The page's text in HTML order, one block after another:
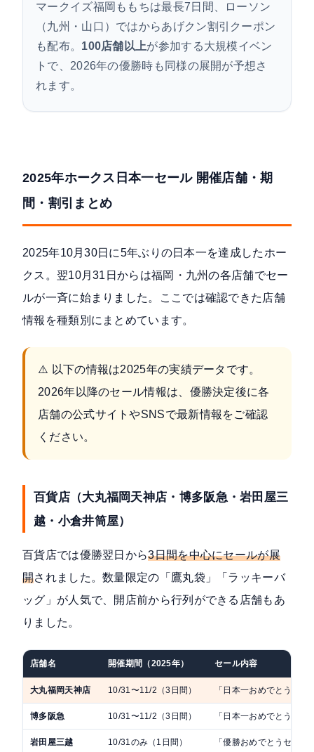
マークイズ福岡ももちは最長7日間、ローソン
（九州・山口）ではからあげクン割引クーポン
も配布。 100店舗以上が参加する大規模イベン
トで、2026年の優勝時も同様の展開が予想さ
れます。
2025年ホークス日本一セール 開催店舗・期
間・割引まとめ
2025年10月30日に5年ぶりの日本一を達成したホー
クス。翌10月31日からは福岡・九州の各店舗でセー
ルが一斉に始まりました。ここでは確認できた店舗
情報を種類別にまとめています。
⚠️ 以下の情報は2025年の実績データです。
2026年以降のセール情報は、優勝決定後に各
店舗の公式サイトやSNSで最新情報をご確認
ください。
百貨店（大丸福岡天神店・博多阪急・岩田屋三
越・小倉井筒屋）
百貨店では優勝翌日から3日間を中心にセールが展
開されました。数量限定の「鷹丸袋」「ラッキーバ
ッグ」が人気で、開店前から行列ができる店舗もあ
りました。
店舗名 開催期間（2025年） セール内容
大丸福岡天神店 10/31〜11/2（3日間） 「日本一おめでとう
博多阪急 10/31〜11/2（3日間） 「日本一おめでとうセ
岩田屋三越 10/31のみ（1日間） 「優勝おめでとうセー